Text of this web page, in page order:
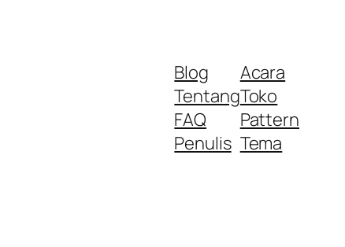
Blog
Tentang
FAQ
Penulis
Acara
Toko
Pattern
Tema